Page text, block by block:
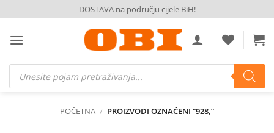
to
content
DOSTAVA na području cijele BiH!
Products
search
POČETNA / PROIZVODI OZNAČENI “928,”